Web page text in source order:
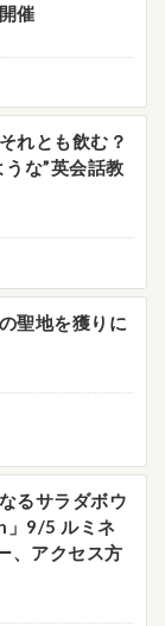
ライター
催
れとも飲む？
な”英会話教
聖地を獲りに
るサラダボウ
9/5 ルミネ
、アクセス方